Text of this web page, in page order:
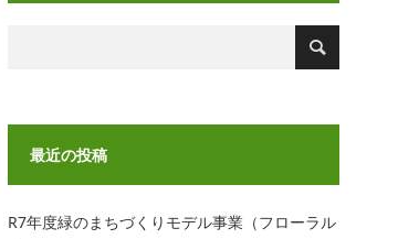
最近の投稿
R7年度緑のまちづくりモデル事業（フローラル